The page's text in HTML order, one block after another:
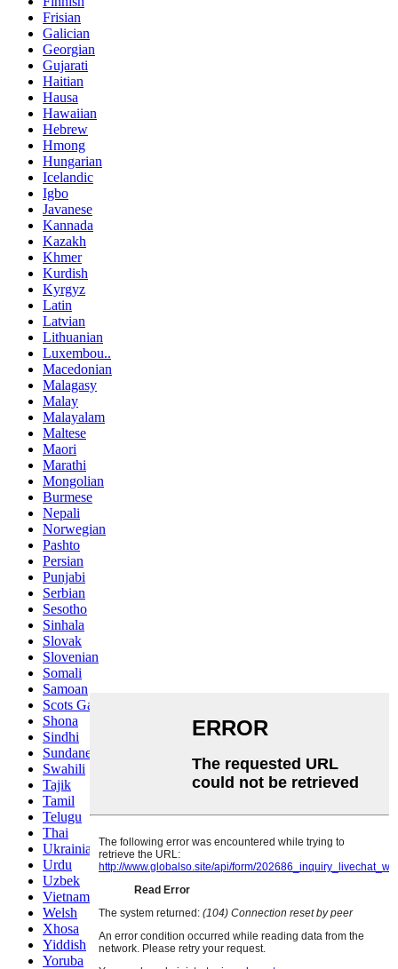
Frisian
Galician
Georgian
Gujarati
Haitian
Hausa
Hawaiian
Hebrew
Hmong
Hungarian
Icelandic
Igbo
Javanese
Kannada
Kazakh
Khmer
Kurdish
Kyrgyz
Latin
Latvian
Lithuanian
Luxembou..
Macedonian
Malagasy
Malay
Malayalam
Maltese
Maori
Marathi
Mongolian
Burmese
Nepali
Norwegian
Pashto
Persian
Punjabi
Serbian
Sesotho
Sinhala
Slovak
Slovenian
Somali
Samoan
Scots Gaelic
Shona
Sindhi
Sundanese
Swahili
Tajik
Tamil
Telugu
Thai
Ukrainian
Urdu
Uzbek
Vietnamese
Welsh
Xhosa
Yiddish
Yoruba